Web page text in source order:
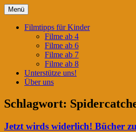
Springe
zum
InhaltKinderwahnsinn
Menü
Filmtipps für Kinder
Filme ab 4
Filme ab 6
Filme ab 7
Filme ab 8
Unterstütze uns!
Über uns
Schlagwort:
Jetzt wirds widerlich! Bücher